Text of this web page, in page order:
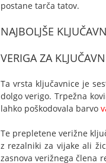
postane tarča tatov.
NAJBOLJŠE
VERIGA ZA
Ta vrsta ključavnice je
dolgo verigo. Trpežna
lahko poškodovala barvo
Te prepletene verižne
z rezalniki za vijake ali
zasnova verižnega člena